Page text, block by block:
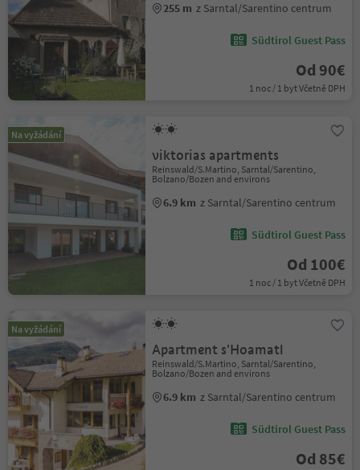
255 m z Sarntal/Sarentino centrum
Südtirol Guest Pass
Od 90€
1 noc / 1 byt Včetně DPH
Na vyžádání
viktorias apartments
Reinswald/S.Martino, Sarntal/Sarentino,
Bolzano/Bozen and environs
6.9 km z Sarntal/Sarentino centrum
Südtirol Guest Pass
Od 100€
1 noc / 1 byt Včetně DPH
Na vyžádání
Apartment s'Hoamatl
Reinswald/S.Martino, Sarntal/Sarentino,
Bolzano/Bozen and environs
6.9 km z Sarntal/Sarentino centrum
Südtirol Guest Pass
Od 85€